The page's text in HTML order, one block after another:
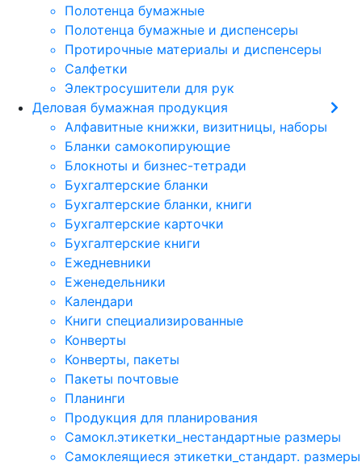
Полотенца бумажные
Полотенца бумажные и диспенсеры
Протирочные материалы и диспенсеры
Салфетки
Электросушители для рук
Деловая бумажная продукция
Алфавитные книжки, визитницы, наборы
Бланки самокопирующие
Блокноты и бизнес-тетради
Бухгалтерские бланки
Бухгалтерские бланки, книги
Бухгалтерские карточки
Бухгалтерские книги
Ежедневники
Еженедельники
Календари
Книги специализированные
Конверты
Конверты, пакеты
Пакеты почтовые
Планинги
Продукция для планирования
Самокл.этикетки_нестандартные размеры
Самоклеящиеся этикетки_стандарт. размеры